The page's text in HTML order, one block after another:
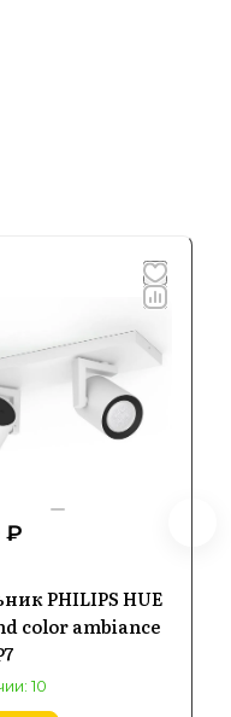
₽
PHILIPS HUE
color ambiance
10